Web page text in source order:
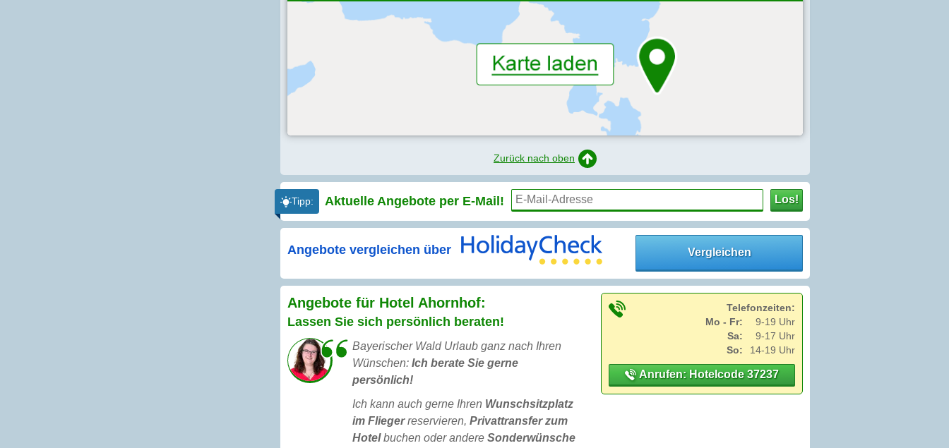
Zurück nach oben
Tipp: Aktuelle Angebote per E-Mail! Los!
Angebote vergleichen über Vergleichen
Angebote für Hotel Ahornhof:
Lassen Sie sich persönlich beraten!
Bayerischer Wald Urlaub ganz nach Ihren
Wünschen: Ich berate Sie gerne
persönlich!
Ich kann auch gerne Ihren Wunschsitzplatz
im Fliegerreservieren, Privattransfer zum
Hotelbuchen oder andere Sonderwünsche
Telefonzeiten:
Mo - Fr:
9-19 Uhr
Sa:
9-17 Uhr
So:
14-19 Uhr
Anrufen: Hotelcode 37237